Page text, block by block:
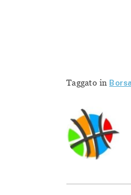
Taggato in